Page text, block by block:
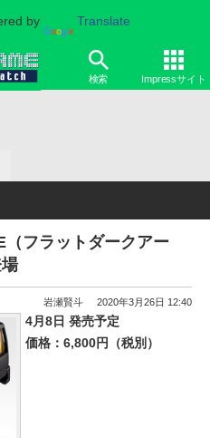
by Translate
検索 Impressサイト
フラットダークアー
岩瀬賢斗 2020年3月26日 12:40
4月8日 発売予定
価格：6,800円（税別）